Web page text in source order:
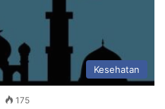
Kesehatan
175